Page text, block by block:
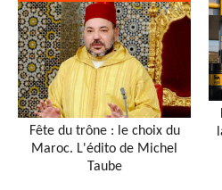
Fête du trône : le choix du
Maroc. L'édito de Michel
Taube